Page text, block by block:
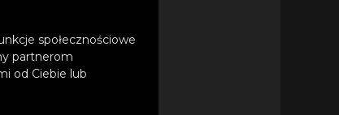
społecznościowe
partnerom
od Ciebie lub
świecie